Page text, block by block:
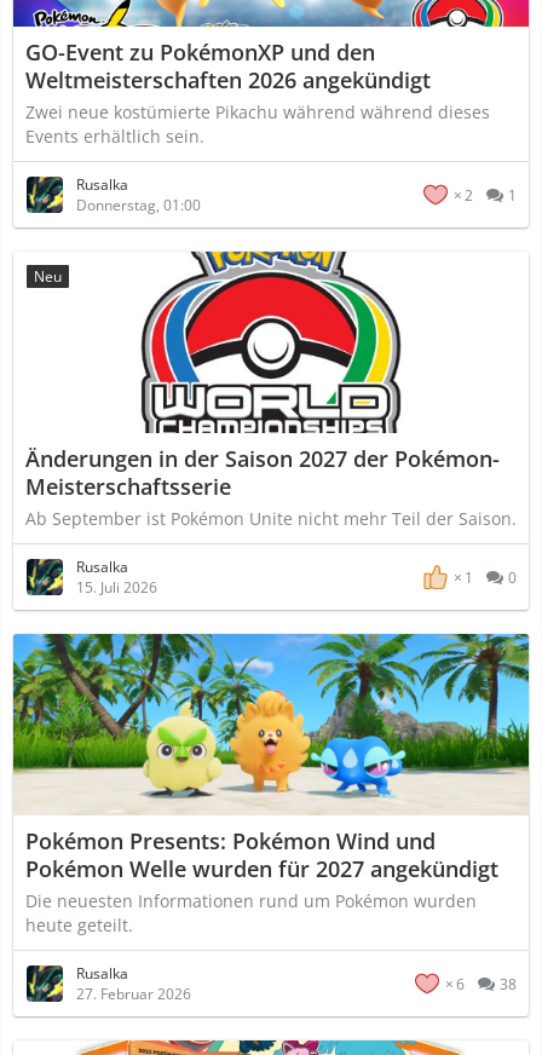
GO-Event zu PokémonXP und den
Weltmeisterschaften 2026 angekündigt
Zwei neue kostümierte Pikachu während während dieses
Events erhältlich sein.
Rusalka
Donnerstag, 01:00
2 1
Neu
Änderungen in der Saison 2027 der Pokémon-
Meisterschaftsserie
Ab September ist Pokémon Unite nicht mehr Teil der Saison.
Rusalka
15. Juli 2026
1 0
Pokémon Presents: Pokémon Wind und
Pokémon Welle wurden für 2027 angekündigt
Die neuesten Informationen rund um Pokémon wurden
heute geteilt.
Rusalka
27. Februar 2026
6 38